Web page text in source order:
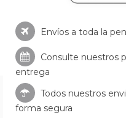
Envíos a toda la
Consulte nuestros
entrega
Todos nuestros
forma segura